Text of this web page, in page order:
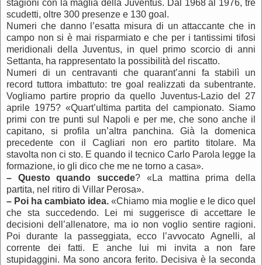
stagioni con la maglia della Juventus. Dal 1968 al 1976, tre
scudetti, oltre 300 presenze e 130 goal.
Numeri che danno l’esatta misura di un attaccante che in
campo non si è mai risparmiato e che per i tantissimi tifosi
meridionali della Juventus, in quel primo scorcio di anni
Settanta, ha rappresentato la possibilità del riscatto.
Numeri di un centravanti che quarant’anni fa stabilì un
record tuttora imbattuto: tre goal realizzati da subentrante.
Vogliamo partire proprio da quello Juventus-Lazio del 27
aprile 1975? «Quart’ultima partita del campionato. Siamo
primi con tre punti sul Napoli e per me, che sono anche il
capitano, si profila un’altra panchina. Già la domenica
precedente con il Cagliari non ero partito titolare. Ma
stavolta non ci sto. E quando il tecnico Carlo Parola legge la
formazione, io gli dico che me ne torno a casa».
– Questo quando succede? «La mattina prima della
partita, nel ritiro di Villar Perosa».
– Poi ha cambiato idea. «Chiamo mia moglie e le dico quel
che sta succedendo. Lei mi suggerisce di accettare le
decisioni dell’allenatore, ma io non voglio sentire ragioni.
Poi durante la passeggiata, ecco l’avvocato Agnelli, al
corrente dei fatti. E anche lui mi invita a non fare
stupidaggini. Ma sono ancora ferito. Decisiva è la seconda